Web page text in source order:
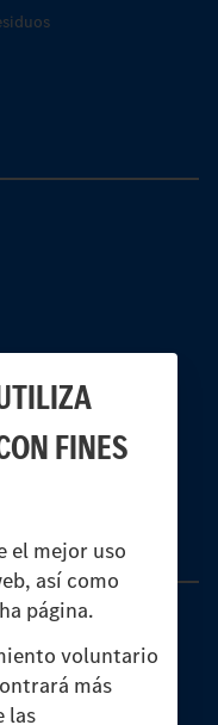
FINES
el mejor uso
así como
página.
voluntario
más
las